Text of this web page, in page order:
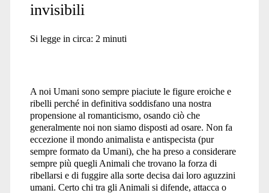
invisibili
Si legge in circa: 2 minuti
A noi Umani sono sempre piaciute le figure eroiche e
ribelli perché in definitiva soddisfano una nostra
propensione al romanticismo, osando ciò che
generalmente noi non siamo disposti ad osare. Non fa
eccezione il mondo animalista e antispecista (pur
sempre formato da Umani), che ha preso a considerare
sempre più quegli Animali che trovano la forza di
ribellarsi e di fuggire alla sorte decisa dai loro aguzzini
umani. Certo chi tra gli Animali si difende, attacca o